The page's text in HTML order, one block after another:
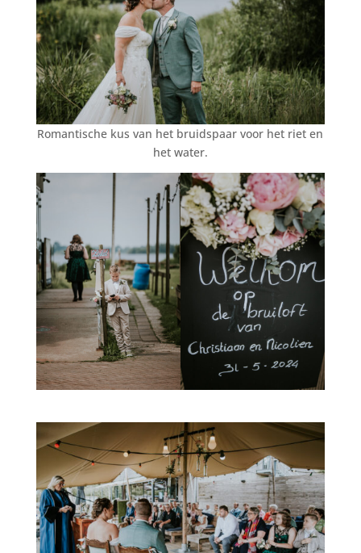
Romantische kus van het bruidspaar voor het riet en
het water.